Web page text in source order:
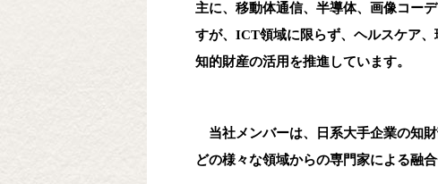
主に、移動体通信、半導体、画像コー
すが、ICT領域に限らず、ヘルスケア
知的財産の活用を推進しています。
当社メンバーは、日系大手企業の知
どの様々な領域からの専門家による融